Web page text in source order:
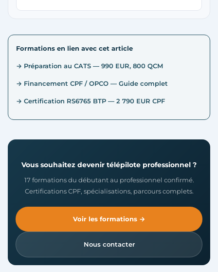
Formations en lien avec cet article
→ Préparation au CATS — 990 EUR, 800 QCM
→ Financement CPF / OPCO — Guide complet
→ Certification RS6765 BTP — 2 790 EUR CPF
Vous souhaitez devenir télépilote professionnel ?
17 formations du débutant au professionnel confirmé.
Certifications CPF, spécialisations, parcours complets.
Voir les formations →
Nous contacter